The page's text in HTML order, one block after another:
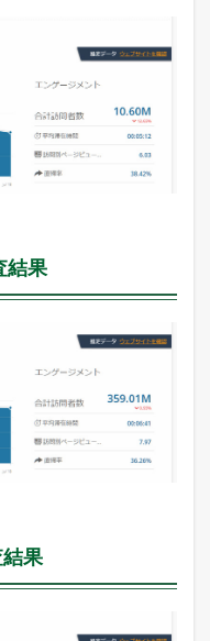
結果
果